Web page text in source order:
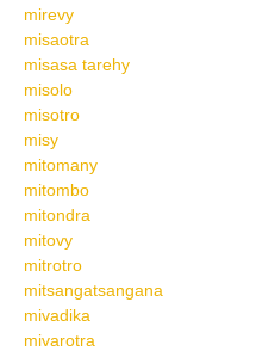
mirevy
misaotra
misasa tarehy
misolo
misotro
misy
mitomany
mitombo
mitondra
mitovy
mitrotro
mitsangatsangana
mivadika
mivarotra